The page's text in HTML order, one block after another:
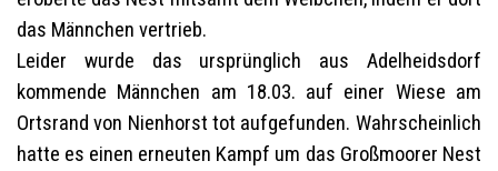
das Männchen vertrieb.
Leider wurde das ursprünglich aus Adelheidsdorf
kommende Männchen am 18.03. auf einer Wiese am
Ortsrand von Nienhorst tot aufgefunden. Wahrscheinlich
hatte es einen erneuten Kampf um das Großmoorer Nest